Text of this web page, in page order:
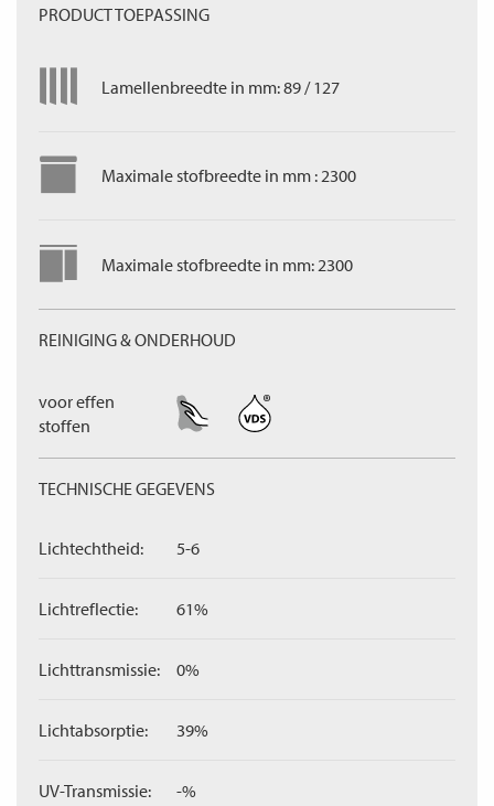
PRODUCT TOEPASSING
Lamellenbreedte in mm: 89 / 127
Maximale stofbreedte in mm : 2300
Maximale stofbreedte in mm: 2300
REINIGING & ONDERHOUD
voor effen
stoffen
TECHNISCHE GEGEVENS
Lichtechtheid: 5-6
Lichtreflectie: 61%
Lichttransmissie: 0%
Lichtabsorptie: 39%
UV-Transmissie: -%